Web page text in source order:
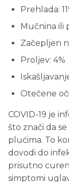
Prehlada:
Mučnina ili
Začepljen
Proljev: 4%
Otečene
COVID-19 je
što znači da
plućima. To
dovodi do
prisutno
simptomi